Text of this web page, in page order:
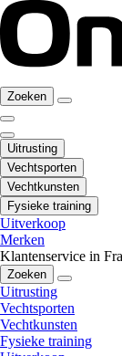
Zoeken
Uitrusting
Vechtsporten
Vechtkunsten
Fysieke training
Uitverkoop
Merken
Klantenservice in
Zoeken
Uitrusting
Vechtsporten
Vechtkunsten
Fysieke training